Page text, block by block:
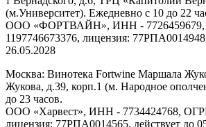
(м.Университет). Ежедневно с 10 до 22
ООО «ФОРТВАЙН», ИНН -
1197746673376, лицензия:
26.05.2028
Москва: Винотека Fortwine Маршала
Жукова, д.39, корп.1 (м. Народное
до 23 часов.
ООО «Харвест», ИНН - 7734424768,
лицензия: 77РПА0014565, действует до